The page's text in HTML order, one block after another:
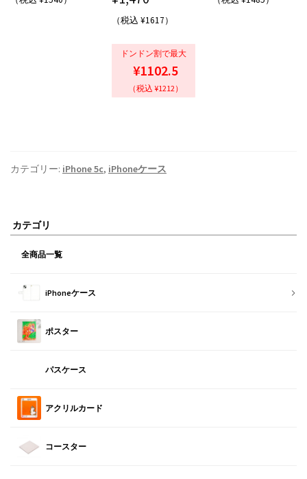
の評価
（税込 ¥1617）
ドンドン割で最大
¥1102.5
（税込 ¥1212）
カテゴリー: iPhone 5c, iPhoneケース
カテゴリ
全商品一覧
iPhoneケース
ポスター
パスケース
アクリルカード
コースター